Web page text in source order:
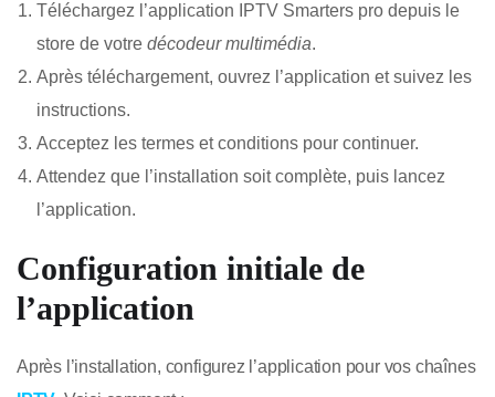
Téléchargez l’application IPTV Smarters pro depuis le
store de votre décodeur multimédia.
Après téléchargement, ouvrez l’application et suivez les
instructions.
Acceptez les termes et conditions pour continuer.
Attendez que l’installation soit complète, puis lancez
l’application.
Configuration initiale de
l’application
Après l’installation, configurez l’application pour vos chaînes